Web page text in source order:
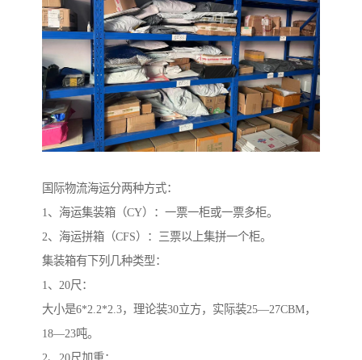
国际物流海运分两种方式：
1、海运集装箱（CY）：一票一柜或一票多柜。
2、海运拼箱（CFS）：三票以上集拼一个柜。
集装箱有下列几种类型：
1、20尺：
大小是6*2.2*2.3，理论装30立方，实际装25—27CBM，
18—23吨。